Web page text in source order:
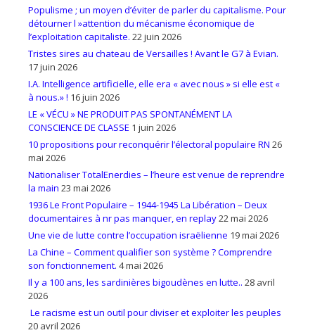
Populisme ; un moyen d’éviter de parler du capitalisme. Pour
détourner l »attention du mécanisme économique de
l’exploitation capitaliste. 22 juin 2026
Tristes sires au chateau de Versailles ! Avant le G7 à Evian.
17 juin 2026
I.A. Intelligence artificielle, elle era « avec nous » si elle est «
à nous.» ! 16 juin 2026
LE « VÉCU » NE PRODUIT PAS SPONTANÉMENT LA
CONSCIENCE DE CLASSE 1 juin 2026
10 propositions pour reconquérir l’électoral populaire RN 26
mai 2026
Nationaliser TotalEnerdies – l’heure est venue de reprendre
la main 23 mai 2026
1936 Le Front Populaire – 1944-1945 La Libération – Deux
documentaires à nr pas manquer, en replay22 mai 2026
Une vie de lutte contre l’occupation israëlienne 19 mai 2026
La Chine – Comment qualifier son système ? Comprendre
son fonctionnement. 4 mai 2026
Il y a 100 ans, les sardinières bigoudènes en lutte.. 28 avril
2026
Le racisme est un outil pour diviser et exploiter les peuples
20 avril 2026